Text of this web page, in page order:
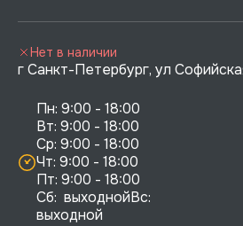
г Санкт-Петербург, ул
Пн: 9:00 - 18:00
Вт: 9:00 - 18:00
Ср: 9:00 - 18:00
Чт: 9:00 - 18:00
Пт: 9:00 - 18:00
Сб:  выходнойВс:
выходной
Нет в наличии